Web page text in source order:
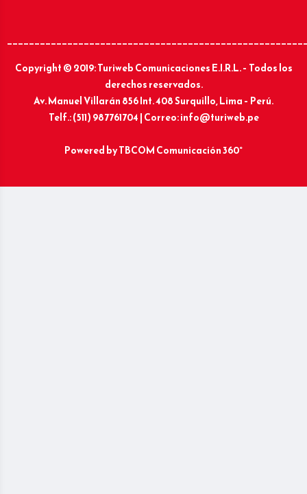
Copyright © 2019: Turiweb Comunicaciones E.I.R.L. – Todos los
derechos reservados.
Av. Manuel Villarán 856 Int. 408 Surquillo, Lima – Perú.
Telf.: (511) 987761704 | Correo: info@turiweb.pe
Powered byTBCOM Comunicación 360°